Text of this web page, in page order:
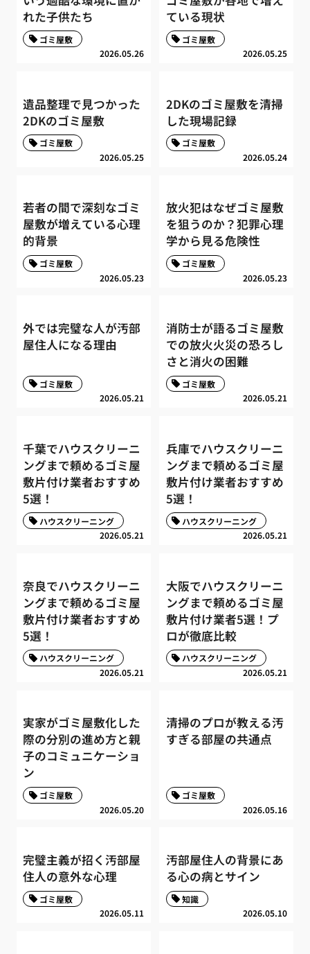
れた子供たち
2026.05.26
ゴミ屋敷
ている現状
2026.05.25
ゴミ屋敷
遺品整理で見つかった
2DKのゴミ屋敷
2026.05.25
ゴミ屋敷
2DKのゴミ屋敷を清掃
した現場記録
2026.05.24
ゴミ屋敷
若者の間で深刻なゴミ
屋敷が増えている心理
的背景
2026.05.23
ゴミ屋敷
放火犯はなぜゴミ屋敷
を狙うのか？犯罪心理
学から見る危険性
2026.05.23
ゴミ屋敷
外では完璧な人が汚部
屋住人になる理由
2026.05.21
ゴミ屋敷
消防士が語るゴミ屋敷
での放火火災の恐ろし
さと消火の困難
2026.05.21
ゴミ屋敷
千葉でハウスクリーニ
ングまで頼めるゴミ屋
敷片付け業者おすすめ
5選！
2026.05.21
ハウスクリーニング
兵庫でハウスクリーニ
ングまで頼めるゴミ屋
敷片付け業者おすすめ
5選！
2026.05.21
ハウスクリーニング
奈良でハウスクリーニ
ングまで頼めるゴミ屋
敷片付け業者おすすめ
5選！
2026.05.21
ハウスクリーニング
大阪でハウスクリーニ
ングまで頼めるゴミ屋
敷片付け業者5選！プ
ロが徹底比較
2026.05.21
ハウスクリーニング
実家がゴミ屋敷化した
際の分別の進め方と親
子のコミュニケーショ
ン
2026.05.20
ゴミ屋敷
清掃のプロが教える汚
すぎる部屋の共通点
2026.05.16
ゴミ屋敷
完璧主義が招く汚部屋
住人の意外な心理
2026.05.11
ゴミ屋敷
汚部屋住人の背景にあ
る心の病とサイン
2026.05.10
知識